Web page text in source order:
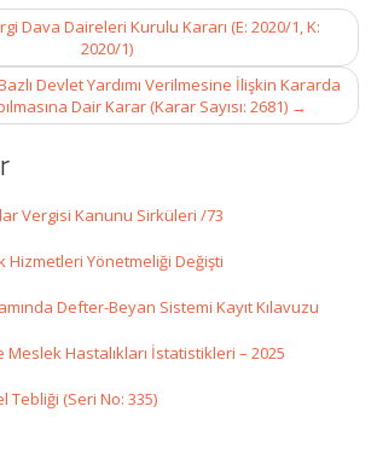
Dava Daireleri Kurulu Kararı (E: 2020/1, K:
2020/1)
Devlet Yardımı Verilmesine İlişkin Kararda
Dair Karar (Karar Sayısı: 2681) →
Vergisi Kanunu Sirküleri /73
Hizmetleri Yönetmeliği Değişti
Defter-Beyan Sistemi Kayıt Kılavuzu
Meslek Hastalıkları İstatistikleri – 2025
Tebliği (Seri No: 335)